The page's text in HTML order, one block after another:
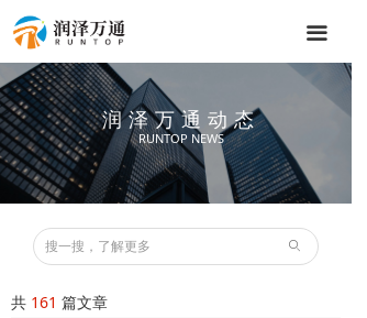
끀
共 161 篇文章
润泽万通动态
RUNTOP NEWS
ꄙ